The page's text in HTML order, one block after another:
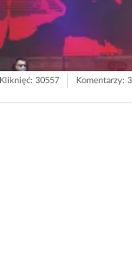
Kliknięć: 30557 Komentarzy: 3